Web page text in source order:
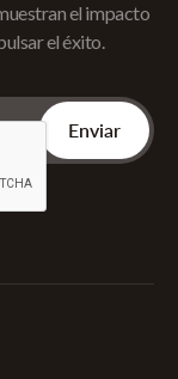
el impacto
el éxito.